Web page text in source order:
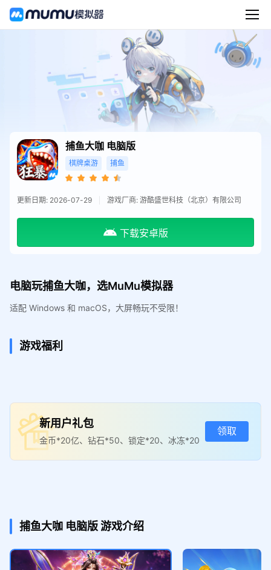
捕鱼大咖 电脑版
棋牌桌游 捕鱼
更新日期: 2026-07-29 游戏厂商: 游酷盛世科技（北京）有限公司
下载安卓版
电脑玩捕鱼大咖，选MuMu模拟器
适配 Windows 和 macOS，大屏畅玩不受限！
游戏福利
新用户礼包
金币*20亿、钻石*50、锁定*20、冰冻*20
领取
捕鱼大咖 电脑版游戏介绍